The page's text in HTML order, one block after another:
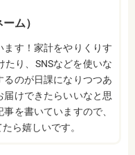
ム）
す！家計をやりくりす
り、SNSなどを使いな
のが日課になりつつあ
けできたらいいなと思
を書いていますので、
ら嬉しいです。